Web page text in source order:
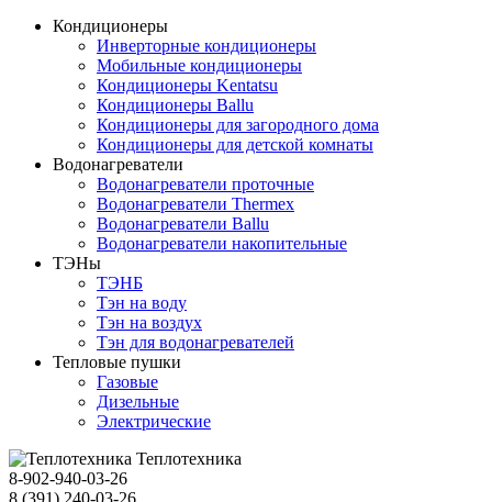
Кондиционеры
Инверторные кондиционеры
Мобильные кондиционеры
Кондиционеры Kentatsu
Кондиционеры Ballu
Кондиционеры для загородного дома
Кондиционеры для детской комнаты
Водонагреватели
Водонагреватели проточные
Водонагреватели Thermex
Водонагреватели Ballu
Водонагреватели накопительные
ТЭНы
ТЭНБ
Тэн на воду
Тэн на воздух
Тэн для водонагревателей
Тепловые пушки
Газовые
Дизельные
Электрические
Теплотехника
8-902-940-03-26